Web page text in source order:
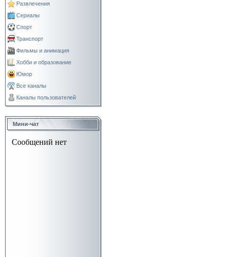
Развлечения
Сериалы
Спорт
Транспорт
Фильмы и анимация
Хобби и образование
Юмор
Все каналы
Каналы пользователей
Мини-чат